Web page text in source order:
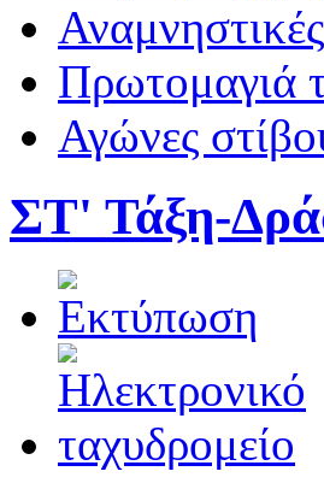
Πρωτομαγιά
Αγώνες
ΣΤ' Τάξη-